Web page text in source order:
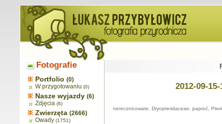
Fotografie
Portfolio (0)
W przygotowaniu (0)
Nasze wyjazdy (6)
Zdjęcia (6)
Zwierzęta (2666)
Owady (1751)
2012-09-
nerecznicowate, Dryopteridaceae, paproć,